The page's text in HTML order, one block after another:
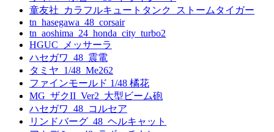
童友社_カラフルキュートタンク_ストームタイガー
tn_hasegawa_48_corsair
tn_aoshima_24_honda_city_turbo2
HGUC_メッサーラ
ハセガワ_48_震電
タミヤ_1/48_Me262
ファインモールド 1/48 橘花
MG_ザクII_Ver2_大型ビーム砲
ハセガワ_48_コルセア
リンドバーグ_48_ヘルキャット